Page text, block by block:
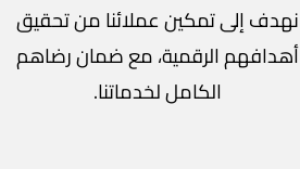
نهدف إلى تمكين عملائنا من تحقيق
أهدافهم الرقمية، مع ضمان رضاهم
الكامل لخدماتنا.